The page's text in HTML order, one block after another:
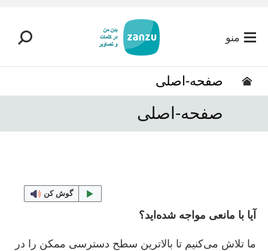
منو
صفحه-اصلی
صفحه-اصلی
گوش کن
آیا با مانعی مواجه شده‌اید؟
ما تلاش می‌کنیم تا بالاترین سطح دسترسی ممکن را در